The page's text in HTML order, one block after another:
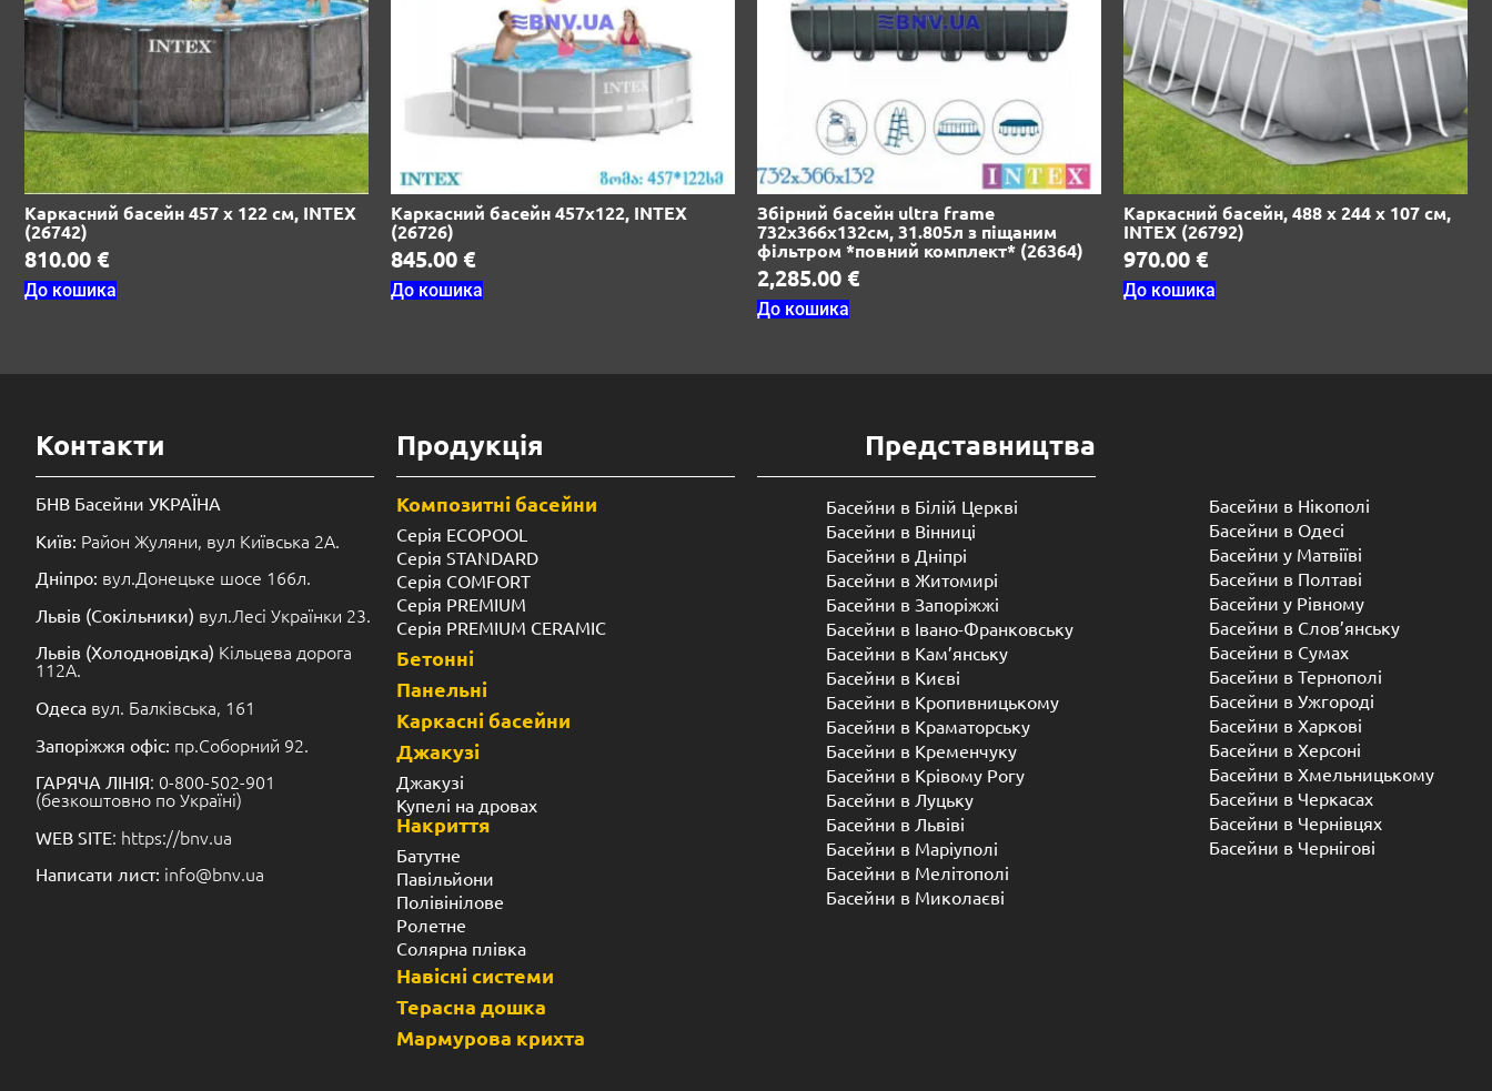
Каркасний басейн 457 х 122 см, INTEX
(26742)
810.00 €
До кошика
Каркасний басейн 457х122, INTEX
(26726)
845.00 €
До кошика
Збірний басейн ultra frame
732x366x132см, 31.805л з піщаним
фільтром *повний комплект* (26364)
2,285.00 €
До кошика
Каркасний басейн, 488 х 244 х 107 см,
INTEX (26792)
970.00 €
До кошика
Контакти
БНВ Басейни УКРАЇНА
Київ: Район Жуляни, вул Київська 2А.
Дніпро: вул.Донецьке шосе 166л.
Львів (Сокільники) вул.Лесі Українки 23.
Львів (Холодновідка) Кільцева дорога
112А.
Одеса вул. Балківська, 161
Запоріжжя офіс: пр.Соборний 92.
ГАРЯЧА ЛІНІЯ: 0-800-502-901
(безкоштовно по Україні)
WEB SITE: https://bnv.ua
Написати лист: info@bnv.ua
Продукція
Композитні басейни
Серія ECOPOOL
Серія STANDARD
Серія COMFORT
Серія PREMIUM
Серія PREMIUM CERAMIC
Бетонні
Панельні
Каркасні басейни
Джакузі
Джакузі
Купелі на дровах
Накриття
Батутне
Павільйони
Полівінілове
Ролетне
Солярна плівка
Навісні системи
Терасна дошка
Мармурова крихта
Представництва
Басейни в Білій Церкві
Басейни в Вінниці
Басейни в Дніпрі
Басейни в Житомирі
Басейни в Запоріжжі
Басейни в Івано-Франковську
Басейни в Кам’янську
Басейни в Києві
Басейни в Кропивницькому
Басейни в Краматорську
Басейни в Кременчуку
Басейни в Крівому Рогу
Басейни в Луцьку
Басейни в Львіві
Басейни в Маріуполі
Басейни в Мелітополі
Басейни в Миколаєві
Басейни в Нікополі
Басейни в Одесі
Басейни у Матвіїві
Басейни в Полтаві
Басейни у ​​Рівному
Басейни в Слов’янську
Басейни в Сумах
Басейни в Тернополі
Басейни в Ужгороді
Басейни в Харкові
Басейни в Херсоні
Басейни в Хмельницькому
Басейни в Черкасах
Басейни в Чернівцях
Басейни в Чернігові